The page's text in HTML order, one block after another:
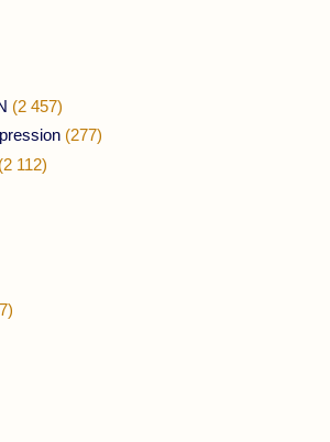
(2 457)
(277)
(2 112)